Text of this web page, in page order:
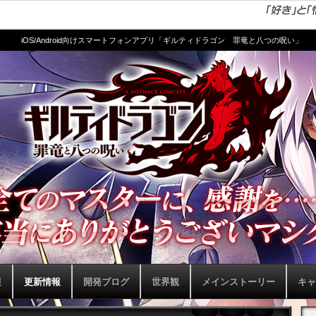
iOS/Android向けスマートフォンアプリ「ギルティドラゴン 罪竜と八つの呪い」
更新情報 開発ブログ 世界観 メインストーリー キ